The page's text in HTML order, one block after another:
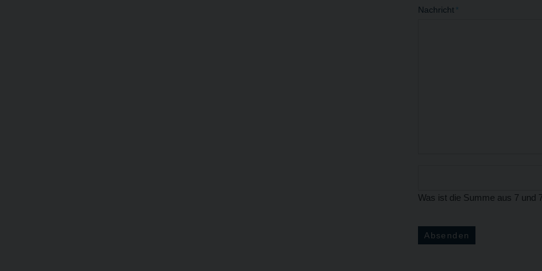
Nachricht *
Was ist die Summe aus 7 und
Absenden